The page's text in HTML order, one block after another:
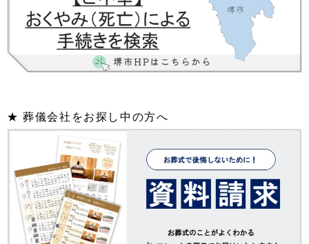
★ 葬儀会社をお探し中の方へ